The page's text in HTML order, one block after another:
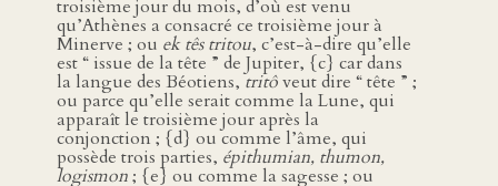
troisième jour du mois, d’où est venu
qu’Athènes a consacré ce troisième jour à
Minerve ; ou ek tês tritou, c’est-à-dire qu’elle
est “ issue de la tête ” de Jupiter, {c} car dans
la langue des Béotiens,tritôveut dire “ tête ” ;
ou parce qu’elle serait comme la Lune, qui
apparaît le troisième jour après la
conjonction ; {d} ou comme l’âme, qui
possède trois parties, épithumian, thumon,
logismon; {e} ou comme la sagesse ; ou